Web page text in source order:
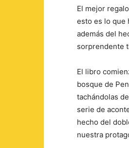
El mejor
esto es lo que
además del
sorprendente
El libro
bosque de
tachándolas
serie de
hecho del
nuestra